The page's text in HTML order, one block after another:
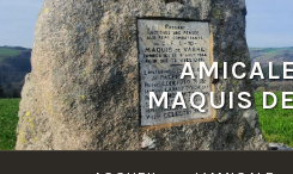
Accéder
au
contenu
principal
MAQUIS